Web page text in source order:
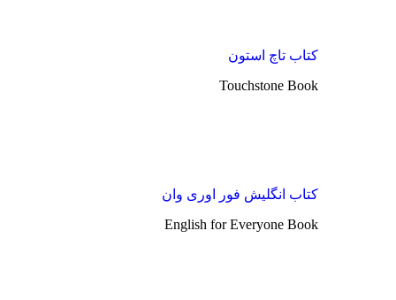
کتاب تاچ استون
Touchstone Book
کتاب انگلیش فور اوری وان
English for Everyone Book